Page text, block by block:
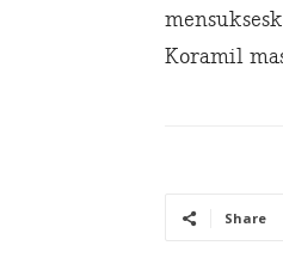
Koramil
Share